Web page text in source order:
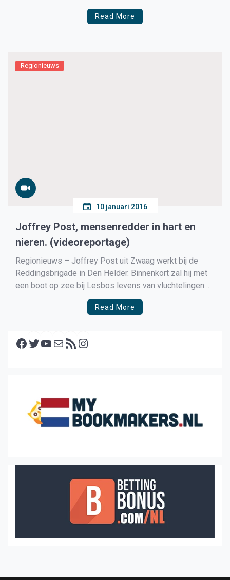
Read More
Regionieuws
10 januari 2016
Joffrey Post, mensenredder in hart en
nieren. (videoreportage)
Regionieuws – Joffrey Post uit Zwaag werkt bij de
Reddingsbrigade in Den Helder. Binnenkort zal hij met
een boot op zee bij Lesbos levens van vluchtelingen
proberen te redden. Dat is opmerkelijk omdat hij tijdens
eerder werk bij de brandweer een trauma opliep. Van
Read More
Facebook Twitter YouTube E-mail RSS feed